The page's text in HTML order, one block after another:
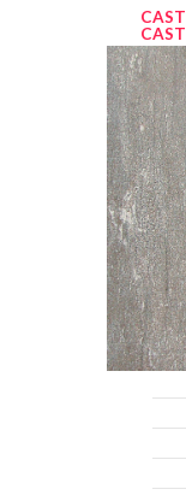
CAST
CAST